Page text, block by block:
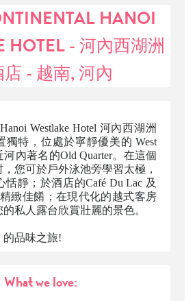
HANOI
HOTEL - 河內西湖洲
- 越南, 河內
Westlake Hotel 河內西湖洲
獨特，位處於寧靜優美的 West
河內著名的Old Quarter。在這個
您可於戶外泳池旁學習太極，
靜；於酒店的Café Du Lac 及
緻佳餚；在現代化的越式客房
私人露台欣賞壯麗的景色。
的品味之旅!
What we love: